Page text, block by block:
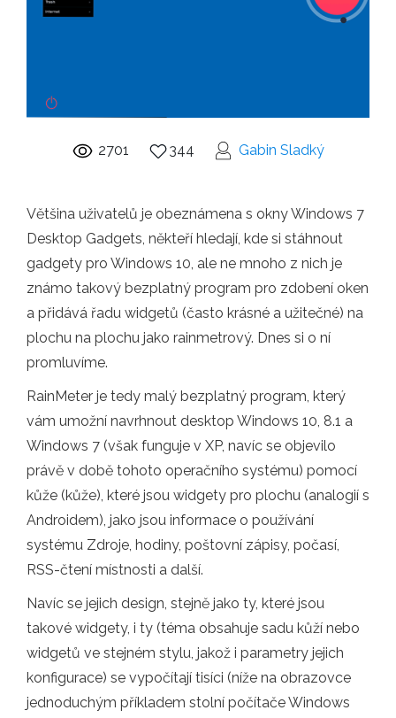
2701 344 Gabin Sladký
Většina uživatelů je obeznámena s okny Windows 7
Desktop Gadgets, někteří hledají, kde si stáhnout
gadgety pro Windows 10, ale ne mnoho z nich je
známo takový bezplatný program pro zdobení oken
a přidává řadu widgetů (často krásné a užitečné) na
plochu na plochu jako rainmetrový. Dnes si o ní
promluvíme.
RainMeter je tedy malý bezplatný program, který
vám umožní navrhnout desktop Windows 10, 8.1 a
Windows 7 (však funguje v XP, navíc se objevilo
právě v době tohoto operačního systému) pomocí
kůže (kůže), které jsou widgety pro plochu (analogií s
Androidem), jako jsou informace o používání
systému Zdroje, hodiny, poštovní zápisy, počasí,
RSS-čtení místnosti a další.
Navíc se jejich design, stejně jako ty, které jsou
takové widgety, i ty (téma obsahuje sadu kůží nebo
widgetů ve stejném stylu, jakož i parametry jejich
konfigurace) se vypočítají tisíci (níže na obrazovce
jednoduchým příkladem stolní počítače Windows